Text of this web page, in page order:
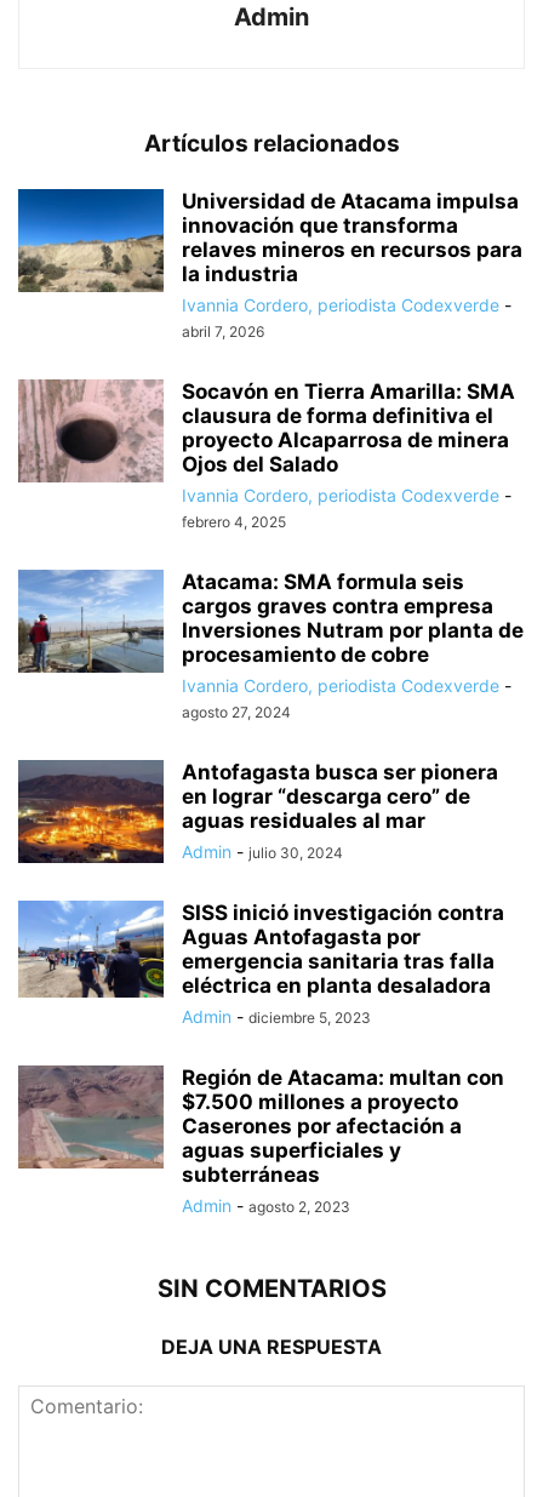
Admin
Artículos relacionados
Universidad de Atacama impulsa
innovación que transforma
relaves mineros en recursos para
la industria
Ivannia Cordero, periodista Codexverde -
abril 7, 2026
Socavón en Tierra Amarilla: SMA
clausura de forma definitiva el
proyecto Alcaparrosa de minera
Ojos del Salado
Ivannia Cordero, periodista Codexverde -
febrero 4, 2025
Atacama: SMA formula seis
cargos graves contra empresa
Inversiones Nutram por planta de
procesamiento de cobre
Ivannia Cordero, periodista Codexverde -
agosto 27, 2024
Antofagasta busca ser pionera
en lograr “descarga cero” de
aguas residuales al mar
Admin - julio 30, 2024
SISS inició investigación contra
Aguas Antofagasta por
emergencia sanitaria tras falla
eléctrica en planta desaladora
Admin - diciembre 5, 2023
Región de Atacama: multan con
$7.500 millones a proyecto
Caserones por afectación a
aguas superficiales y
subterráneas
Admin - agosto 2, 2023
SIN COMENTARIOS
DEJA UNA RESPUESTA